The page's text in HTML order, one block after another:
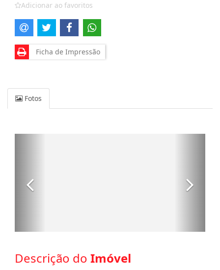
Adicionar ao favoritos
Ficha de Impressão
Fotos
Descrição do Imóvel